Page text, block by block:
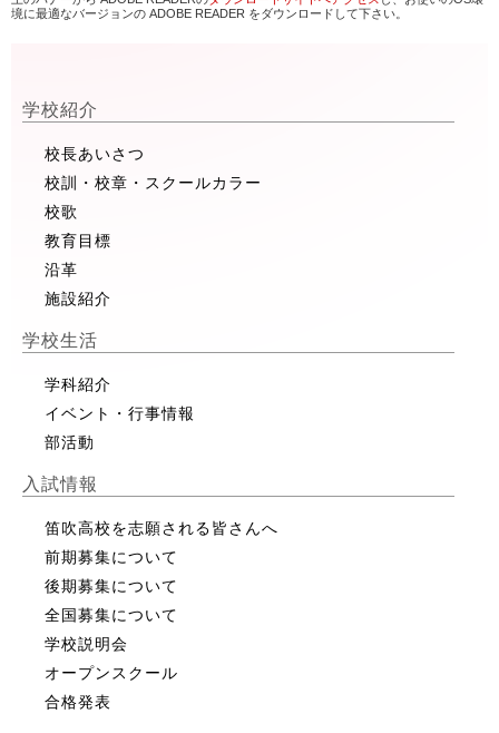
境に最適なバージョンの ADOBE READER をダウンロードして下さい。
学校紹介
校長あいさつ
校訓・校章・スクールカラー
校歌
教育目標
沿革
施設紹介
学校生活
学科紹介
イベント・行事情報
部活動
入試情報
笛吹高校を志願される皆さんへ
前期募集について
後期募集について
全国募集について
学校説明会
オープンスクール
合格発表